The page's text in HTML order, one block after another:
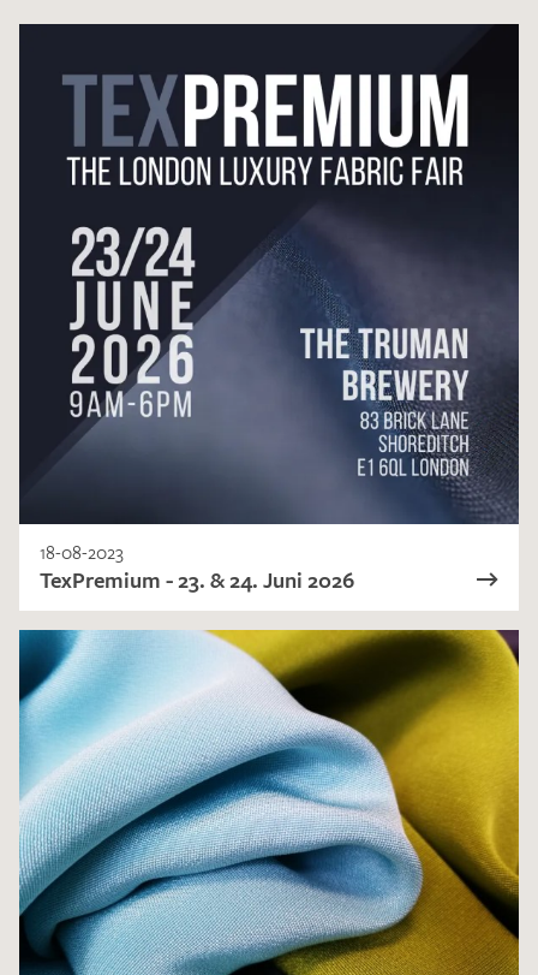
18-08-2023
TexPremium - 23. & 24. Juni 2026